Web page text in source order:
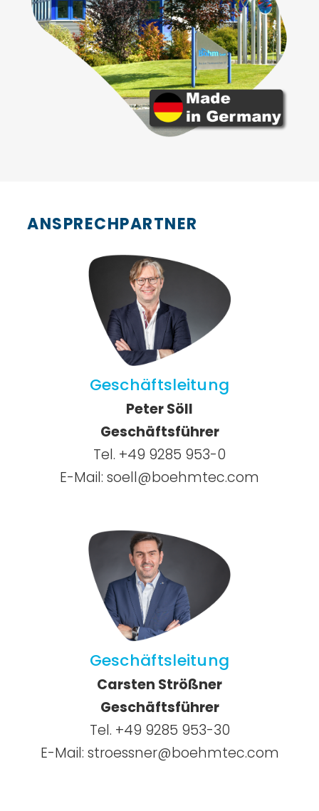
ANSPRECHPARTNER
Geschäftsleitung
Peter Söll
Geschäftsführer
Tel. +49 9285 953-0
E-Mail: soell@boehmtec.com
Geschäftsleitung
Carsten Strößner
Geschäftsführer
Tel. +49 9285 953-30
E-Mail: stroessner@boehmtec.com